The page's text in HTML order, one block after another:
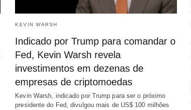
KEVIN WARSH
Indicado por Trump para comandar o
Fed, Kevin Warsh revela
investimentos em dezenas de
empresas de criptomoedas
Kevin Warsh, indicado por Trump para ser o próximo
presidente do Fed, divulgou mais de US$ 100 milhões